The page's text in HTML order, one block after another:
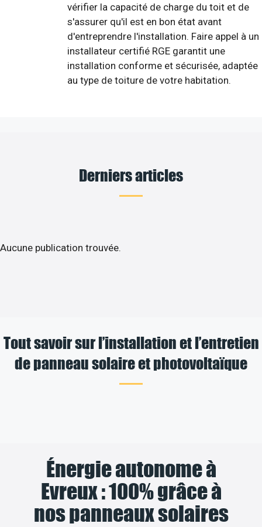
vérifier la capacité de charge du toit et de
s'assurer qu'il est en bon état avant
d'entreprendre l'installation. Faire appel à un
installateur certifié RGE garantit une
installation conforme et sécurisée, adaptée
au type de toiture de votre habitation.
Derniers articles
Aucune publication trouvée.
Tout savoir sur l’installation et l’entretien
de panneau solaire et photovoltaïque
Énergie autonome à
Evreux : 100% grâce à
nos panneaux solaires